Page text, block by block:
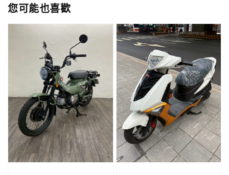
您可能也喜歡